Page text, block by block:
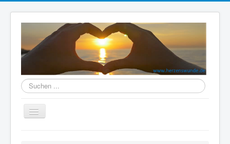
Herzenswunde
durchsuchen
Navigation